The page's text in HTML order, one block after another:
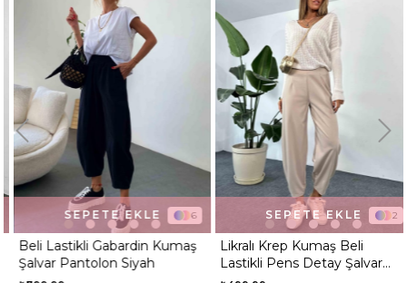
6
Beli Lastikli Gabardin Kumaş
Şalvar Pantolon Siyah
SEPETE EKLE 2
Likralı Krep Kumaş Beli
Lastikli Pens Detay Şalvar
SEPETE EKLE